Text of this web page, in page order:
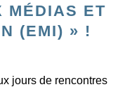
MÉDIAS ET
(EMI) » !
jours de rencontres